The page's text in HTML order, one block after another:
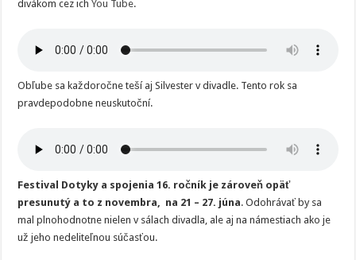
divákom cez ichYou Tube.
Obľube sa každoročne teší aj Silvester v divadle. Tento rok sa
pravdepodobne neuskutoční.
Festival Dotyky a spojenia 16. ročník je zároveň opäť
presunutý a to z novembra, na 21 – 27. júna. Odohrávať by sa
mal plnohodnotne nielen v sálach divadla, ale aj na námestiach ako je
už jeho nedeliteľnou súčasťou.